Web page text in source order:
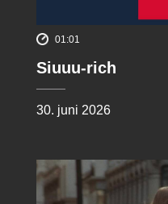
01:01
Siuuu-rich
30. juni 2026